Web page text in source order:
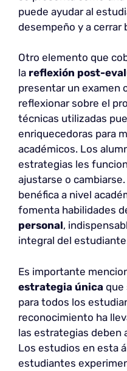
puede ayudar al
desempeño y a cerrar
Otro elemento que
la reflexión post-
presentar un examen
reflexionar sobre el
técnicas utilizadas
enriquecedoras para
académicos. Los
estrategias les
ajustarse o
benéfica a nivel
fomenta habilidades
personal,
integral del
Es importante
estrategia única que
para todos los
reconocimiento ha
las estrategias deben
Los estudios en esta
estudiantes